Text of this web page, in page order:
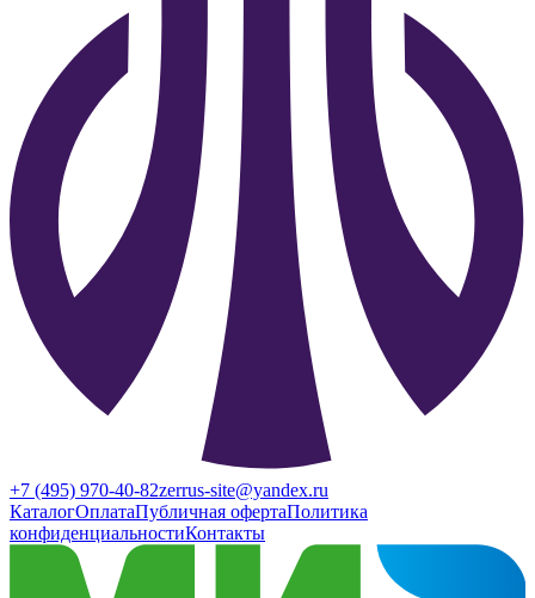
+7 (495) 970-40-82zerrus-site@yandex.ru
КаталогОплатаПубличная офертаПолитика
конфиденциальностиКонтакты